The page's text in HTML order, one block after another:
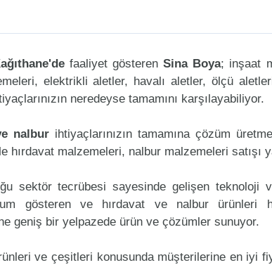
faaliyet gösterenSina Boya; inşaat
elektrikli aletler, havalı aletler, ölçü
neredeyse tamamını karşılayabiliyor.
nalbur ihtiyaçlarınızın tamamına çözüm
hırdavat malzemeleri, nalbur malzemeleri satışı
sektör tecrübesi sayesinde gelişen teknoloji
gösteren ve hırdavat ve nalbur ürünleri
geniş bir yelpazede ürün ve çözümler sunuyor.
ve çeşitleri konusunda müşterilerine en iyi